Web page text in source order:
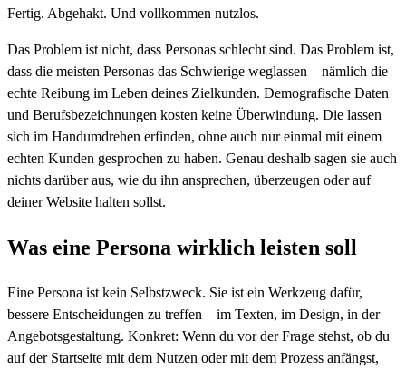
Fertig. Abgehakt. Und vollkommen nutzlos.
Das Problem ist nicht, dass Personas schlecht sind. Das Problem ist,
dass die meisten Personas das Schwierige weglassen – nämlich die
echte Reibung im Leben deines Zielkunden. Demografische Daten
und Berufsbezeichnungen kosten keine Überwindung. Die lassen
sich im Handumdrehen erfinden, ohne auch nur einmal mit einem
echten Kunden gesprochen zu haben. Genau deshalb sagen sie auch
nichts darüber aus, wie du ihn ansprechen, überzeugen oder auf
deiner Website halten sollst.
Was eine Persona wirklich leisten soll
Eine Persona ist kein Selbstzweck. Sie ist ein Werkzeug dafür,
bessere Entscheidungen zu treffen – im Texten, im Design, in der
Angebotsgestaltung. Konkret: Wenn du vor der Frage stehst, ob du
auf der Startseite mit dem Nutzen oder mit dem Prozess anfängst,